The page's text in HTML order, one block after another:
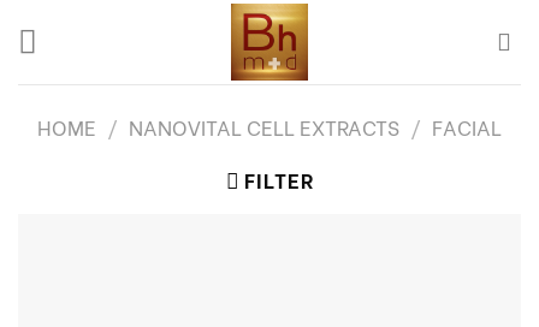
content
HOME / NANOVITAL CELL EXTRACTS / FACIAL
FILTER